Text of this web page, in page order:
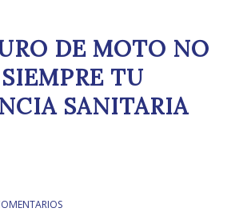
DE MOTO NO
TU
SANITARIA